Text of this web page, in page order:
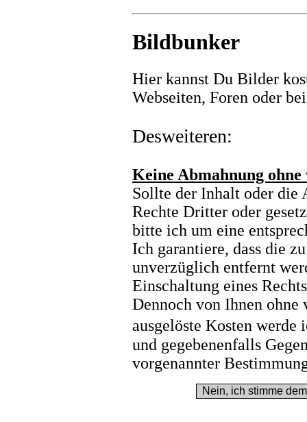
Bildbunker
Hier kannst Du Bilder
Webseiten, Foren oder
Desweiteren:
Keine Abmahnung
Sollte der Inhalt oder die
Rechte Dritter oder
bitte ich um eine
Ich garantiere, dass die
unverzüglich entfernt
Einschaltung eines
Dennoch von Ihnen
ausgelöste Kosten
und gegebenenfalls
vorgenannter